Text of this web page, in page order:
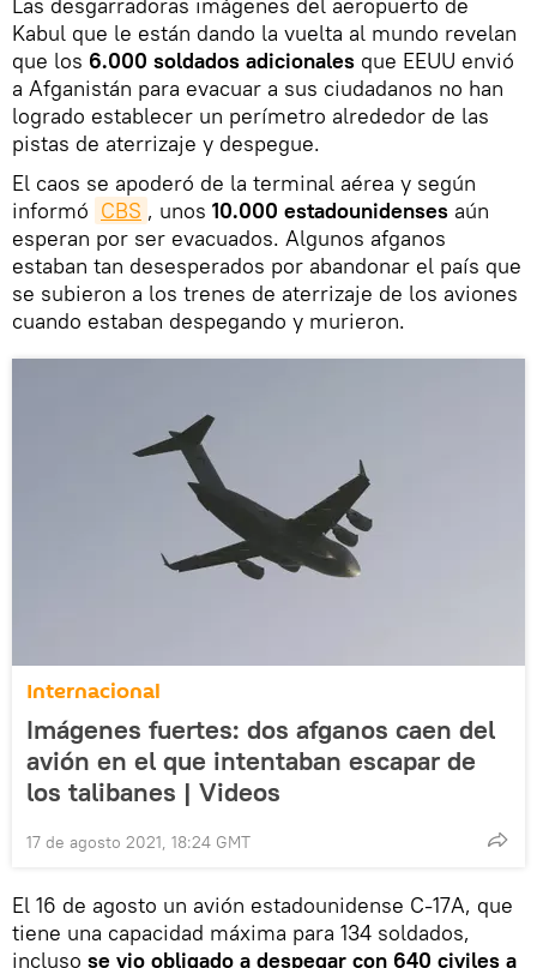
Kabul que le están dando la vuelta al mundo revelan
que los 6.000 soldados adicionales que EEUU envió
a Afganistán para evacuar a sus ciudadanos no han
logrado establecer un perímetro alrededor de las
pistas de aterrizaje y despegue.
El caos se apoderó de la terminal aérea y según
informó CBS , unos 10.000 estadounidenses aún
esperan por ser evacuados. Algunos afganos
estaban tan desesperados por abandonar el país que
se subieron a los trenes de aterrizaje de los aviones
cuando estaban despegando y murieron.
Internacional
Imágenes fuertes: dos afganos caen del
avión en el que intentaban escapar de
los talibanes | Videos
17 de agosto 2021, 18:24 GMT
El 16 de agosto un avión estadounidense C-17A, que
tiene una capacidad máxima para 134 soldados,
incluso se vio obligado a despegar con 640 civiles a